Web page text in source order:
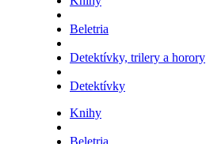
Beletria
Detektívky, trilery a horory
Detektívky
Knihy
Beletria